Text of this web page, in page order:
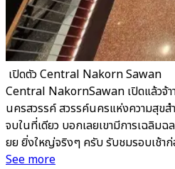
​ เปิดตัว Central Nakorn Sawan
Central NakornSawan เปิดแล้วจ้า
นครสวรรค์ สวรรค์นครแห่งความสุข
จบในที่เดียว บอกเลยเขามีการเฉลิม
ยย ยิ่งใหญ่จริงๆ ครับ รับชมรอบเช้า
See more